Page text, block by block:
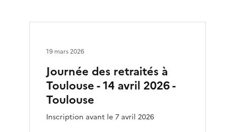
Journée des retraités à
Toulouse - 14 avril 2026 -
Toulouse
Inscription avant le 7 avril 2026
19 mars 2026